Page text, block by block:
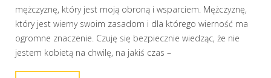
mężczyznę, który jest moją obroną i wsparciem. Mężczyznę,
który jest wierny swoim zasadom i dla którego wierność ma
ogromne znaczenie. Czuję się bezpiecznie wiedząc, że nie
jestem kobietą na chwilę, na jakiś czas –